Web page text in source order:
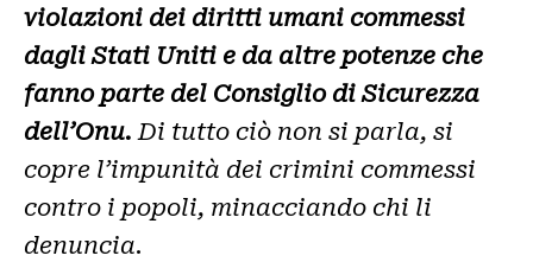
violazioni dei diritti umani commessi
dagli Stati Uniti e da altre potenze che
fanno parte del Consiglio di Sicurezza
dell’Onu. Di tutto ciò non si parla, si
copre l’impunità dei crimini commessi
contro i popoli, minacciando chi li
denuncia.